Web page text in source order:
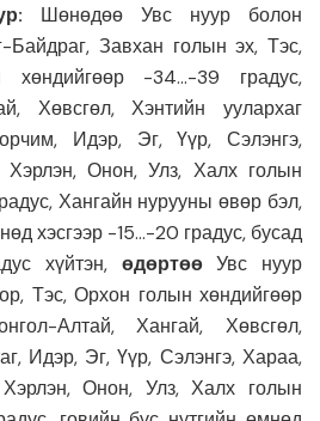
Шөнөдөө Увс нуур болон
Байдраг, Завхан голын эх, Тэс,
-34…-39 градус,
Хөвсгөл, Хэнтийн уулархаг
Идэр, Эг, Үүр, Сэлэнгэ,
Хэрлэн, Онон, Улз, Халх голын
Хангайн нурууны өвөр бэл,
хэсгээр -15…-20 градус, бусад
хүйтэн, өдөртөөУвс нуур
Тэс, Орхон голын хөндийгөөр
Алтай, Хангай, Хөвсгөл,
Идэр, Эг, Үүр, Сэлэнгэ, Хараа,
Онон, Улз, Халх голын